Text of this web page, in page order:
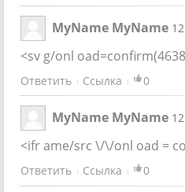
MyName MyName
<sv g/onl
Ответить Ссылка 0
MyName MyName
<ifr ame/src \/\/onl oad =
Ответить Ссылка 0